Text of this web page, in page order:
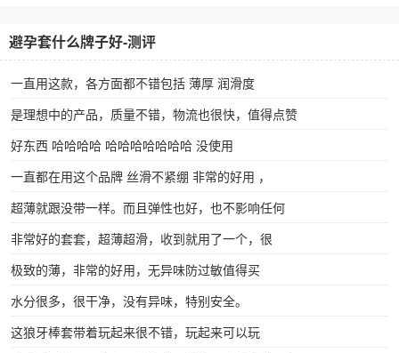
避孕套什么牌子好-测评
一直用这款，各方面都不错包括 薄厚 润滑度
是理想中的产品，质量不错，物流也很快，值得点赞
好东西 哈哈哈哈 哈哈哈哈哈哈哈 没使用
一直都在用这个品牌 丝滑不紧绷 非常的好用 ，
超薄就跟没带一样。而且弹性也好，也不影响任何
非常好的套套，超薄超滑，收到就用了一个，很
极致的薄，非常的好用，无异味防过敏值得买
水分很多，很干净，没有异味，特别安全。
这狼牙棒套带着玩起来很不错，玩起来可以玩